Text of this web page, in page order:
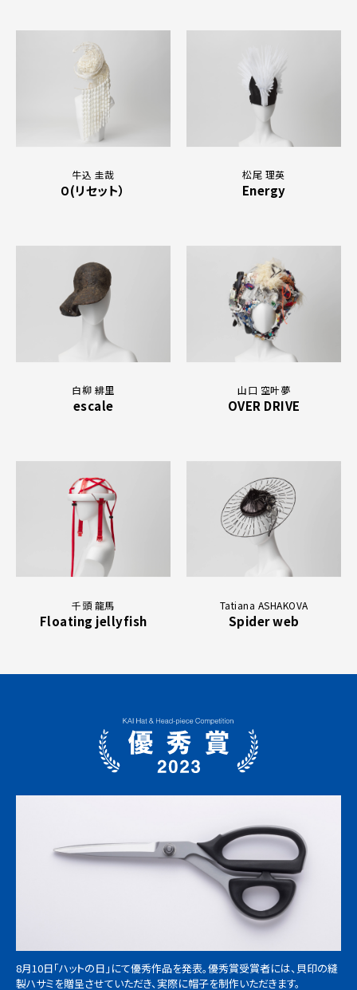
牛込 圭哉
０(リセット）
松尾 理英
Energy
白柳 緋里
escale
山口 空叶夢
OVER DRIVE
千頭 龍馬
Floating jellyfish
Tatiana ASHAKOVA
Spider web
8月10日「ハットの日」にて優秀作品を発表。優秀賞受賞者には、貝印の縫
製ハサミを贈呈させていただき、実際に帽子を制作いただきます。